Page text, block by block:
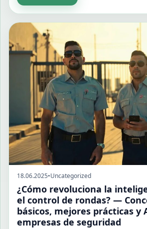
18.06.2025•Uncategorized
¿Cómo revoluciona la
el control de rondas? —
básicos, mejores prácticas y
empresas de seguridad